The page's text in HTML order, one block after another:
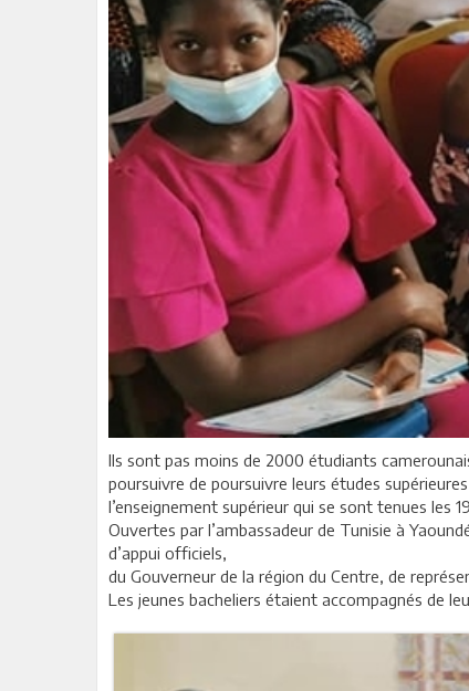
Ils sont pas moins de 2000 étudiants
poursuivre de poursuivre leurs études
l’enseignement supérieur qui se sont tenues les
Ouvertes par l’ambassadeur de Tunisie à
d’appui officiels,
du Gouverneur de la région du Centre, de
Les jeunes bacheliers étaient accompagnés de